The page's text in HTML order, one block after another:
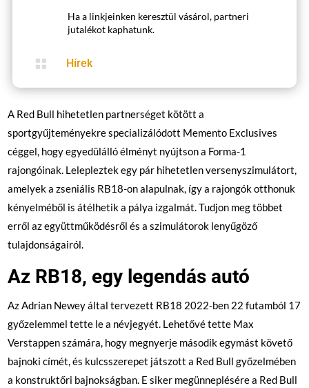
Ha a linkjeinken keresztül vásárol, partneri
jutalékot kaphatunk.
 Hírek
A Red Bull hihetetlen partnerséget kötött a
sportgyűjteményekre specializálódott Memento Exclusives
céggel, hogy egyedülálló élményt nyújtson a Forma-1
rajongóinak. Lelepleztek egy pár hihetetlen versenyszimulátort,
amelyek a zseniális RB18-on alapulnak, így a rajongók otthonuk
kényelméből is átélhetik a pálya izgalmát. Tudjon meg többet
erről az együttműködésről és a szimulátorok lenyűgöző
tulajdonságairól.
Az RB18, egy legendás autó
Az Adrian Newey által tervezett RB18 2022-ben 22 futamból 17
győzelemmel tette le a névjegyét. Lehetővé tette Max
Verstappen számára, hogy megnyerje második egymást követő
bajnoki címét, és kulcsszerepet játszott a Red Bull győzelmében
a konstruktőri bajnokságban. E siker megünneplésére a Red Bull